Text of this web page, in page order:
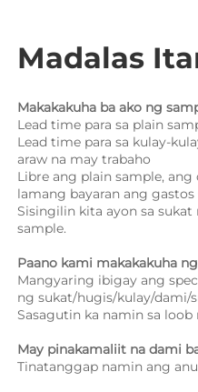
Madalas
Makakakuha ba ako ng
Lead time para sa plain
Lead time para sa kulay-
araw na may trabaho
Libre ang plain sample,
lamang bayaran ang gastos
Sisingilin kita ayon sa sukat
sample.
Paano kami makakakuha
Mangyaring ibigay ang
ng sukat/hugis/kulay/dami/
Sasagutin ka namin sa loob
May pinakamaliit na dami
Tinatanggap namin ang